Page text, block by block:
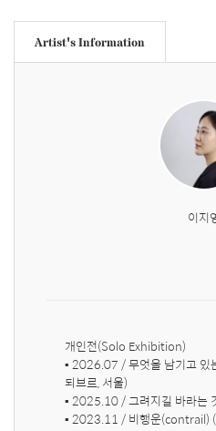
Artist's Information
이지
개인전(Solo Exhibition)
▪ 2026.07 / 무엇을 남기고 있
되브르, 서울)
▪ 2025.10 / 그려지길 바라는
▪ 2023.11 / 비행운(contrail)